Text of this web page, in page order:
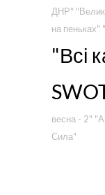
ДНР"
на пеньках"
"Всі
весна - 2"
Сила"